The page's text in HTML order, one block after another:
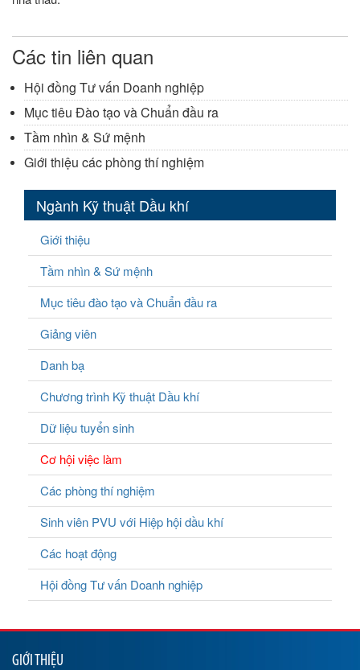
Các tin liên quan
Hội đồng Tư vấn Doanh nghiệp
Mục tiêu Đào tạo và Chuẩn đầu ra
Tầm nhìn & Sứ mệnh
Giới thiệu các phòng thí nghiệm
Ngành Kỹ thuật Dầu khí
Giới thiệu
Tầm nhìn & Sứ mệnh
Mục tiêu đào tạo và Chuẩn đầu ra
Giảng viên
Danh bạ
Chương trình Kỹ thuật Dầu khí
Dữ liệu tuyển sinh
Cơ hội việc làm
Các phòng thí nghiệm
Sinh viên PVU với Hiệp hội dầu khí
Các hoạt động
Hội đồng Tư vấn Doanh nghiệp
GIỚI THIỆU